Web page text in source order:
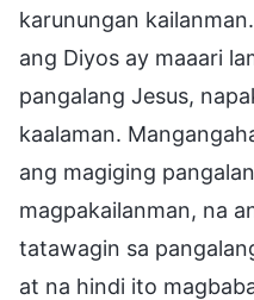
karunungan
ang Diyos ay maaari
pangalang Jesus,
kaalaman.
ang magiging
magpakailanman, na
tatawagin sa
at na hindi ito